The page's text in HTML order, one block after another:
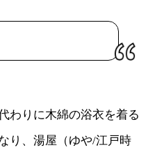
わりに木綿の浴衣を着る
り、湯屋（ゆや/江戸時